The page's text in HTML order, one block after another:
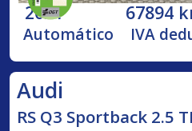
2021 67894
Automático IVA
Audi
RS Q3 Sportback 2.5